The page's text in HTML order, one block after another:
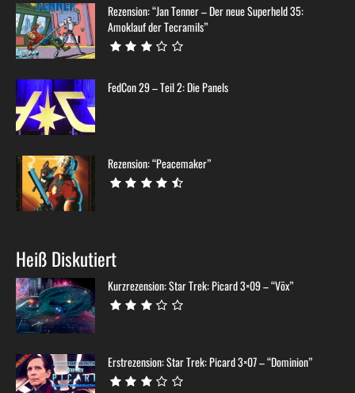
Rezension: “Jan Tenner – Der neue Superheld 35:
Amoklauf der Tecramils”
FedCon 29 – Teil 2: Die Panels
Rezension: “Peacemaker”
Heiß Diskutiert
Kurzrezension: Star Trek: Picard 3×09 – “Võx”
Erstrezension: Star Trek: Picard 3×07 – “Dominion”